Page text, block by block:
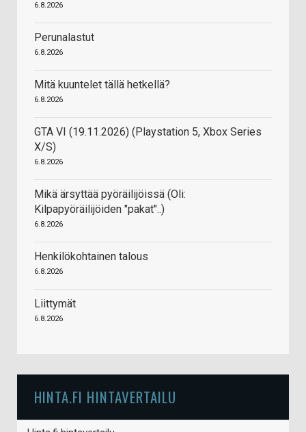
6.8.2026
Perunalastut
6.8.2026
Mitä kuuntelet tällä hetkellä?
6.8.2026
GTA VI (19.11.2026) (Playstation 5, Xbox Series
X/S)
6.8.2026
Mikä ärsyttää pyöräilijöissä (Oli:
Kilpapyöräilijöiden "pakat"..)
6.8.2026
Henkilökohtainen talous
6.8.2026
Liittymät
6.8.2026
HINTA.FI HINTAVERTAILU